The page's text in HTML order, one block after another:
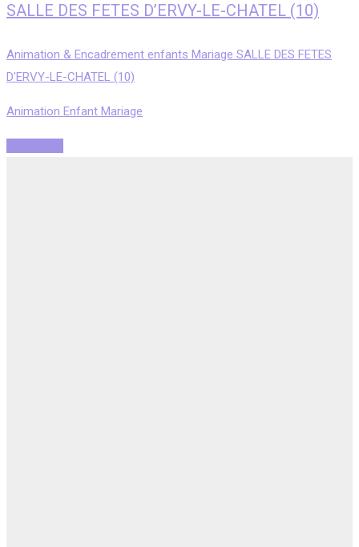
SALLE DES FETES D’ERVY-LE-CHATEL (10)
Animation & Encadrement enfants Mariage SALLE DES FETES
D'ERVY-LE-CHATEL (10)
Animation Enfant Mariage